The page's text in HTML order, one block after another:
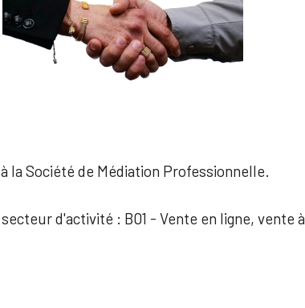
Société de Médiation Professionnelle.
d'activité : B01 - Vente en ligne, vente